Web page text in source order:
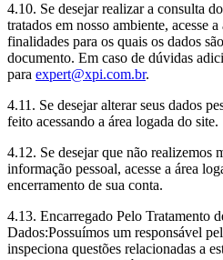
4.10. Se desejar realizar a consulta
tratados em nosso ambiente, acesse
finalidades para os quais os dados
documento. Em caso de dúvidas
para expert@xpi.com.br.
4.11. Se desejar alterar seus dados
feito acessando a área logada do site.
4.12. Se desejar que não realizemos
informação pessoal, acesse a área
encerramento de sua conta.
4.13. Encarregado Pelo Tratamento
Dados:Possuímos um responsável
inspeciona questões relacionadas a